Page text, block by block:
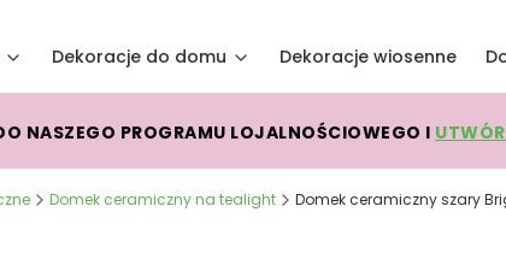
Dekoracje do domu Dekoracje wiosenne
NASZEGO PROGRAMU LOJALNOŚCIOWEGO I
Domek ceramiczny na tealight Domek ceramiczny szary